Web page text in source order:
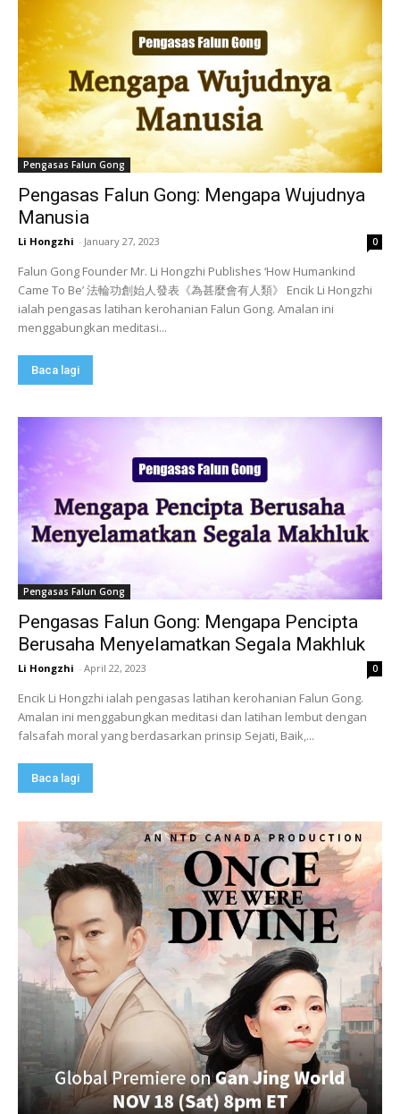
Pengasas Falun Gong
Pengasas Falun Gong: Mengapa Wujudnya
Manusia
Li Hongzhi - January 27, 2023 0
Falun Gong Founder Mr. Li Hongzhi Publishes ‘How Humankind
Came To Be’ 法輪功創始人發表《為甚麼會有人類》 Encik Li Hongzhi
ialah pengasas latihan kerohanian Falun Gong. Amalan ini
menggabungkan meditasi...
Baca lagi
Pengasas Falun Gong
Pengasas Falun Gong: Mengapa Pencipta
Berusaha Menyelamatkan Segala Makhluk
Li Hongzhi - April 22, 2023 0
Encik Li Hongzhi ialah pengasas latihan kerohanian Falun Gong.
Amalan ini menggabungkan meditasi dan latihan lembut dengan
falsafah moral yang berdasarkan prinsip Sejati, Baik,...
Baca lagi